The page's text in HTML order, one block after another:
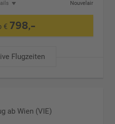
Nouvelair
€ 798,-
Flugzeiten
ab Wien (VIE)